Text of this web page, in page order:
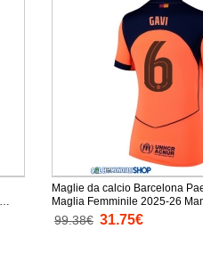
Maglie da calcio Barcelona
Maglia Femminile 2025-26
99.38€ 31.75€